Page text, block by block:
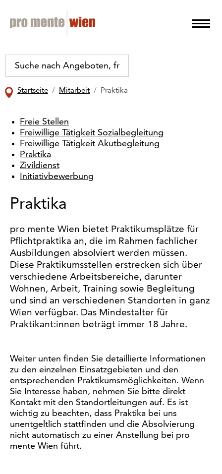
Startseite Mitarbeit Praktika
Freie Stellen
Freiwillige Tätigkeit Sozialbegleitung
Freiwillige Tätigkeit Akutbegleitung
Praktika
Zivildienst
Initiativbewerbung
Praktika
pro mente Wien bietet Praktikumsplätze für
Pflichtpraktika an, die im Rahmen fachlicher
Ausbildungen absolviert werden müssen.
Diese Praktikumsstellen erstrecken sich über
verschiedene Arbeitsbereiche, darunter
Wohnen, Arbeit, Training sowie Begleitung
und sind an verschiedenen Standorten in ganz
Wien verfügbar. Das Mindestalter für
Praktikant:innen beträgt immer 18 Jahre.
Weiter unten finden Sie detaillierte Informationen
zu den einzelnen Einsatzgebieten und den
entsprechenden Praktikumsmöglichkeiten. Wenn
Sie Interesse haben, nehmen Sie bitte direkt
Kontakt mit den Standortleitungen auf. Es ist
wichtig zu beachten, dass Praktika bei uns
unentgeltlich stattfinden und die Absolvierung
nicht automatisch zu einer Anstellung bei pro
mente Wien führt.